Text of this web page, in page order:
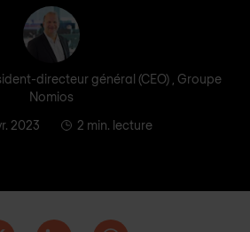
Sébastien Kher
directeur général (CEO) , Groupe
Nomios
2023
2 min. lecture